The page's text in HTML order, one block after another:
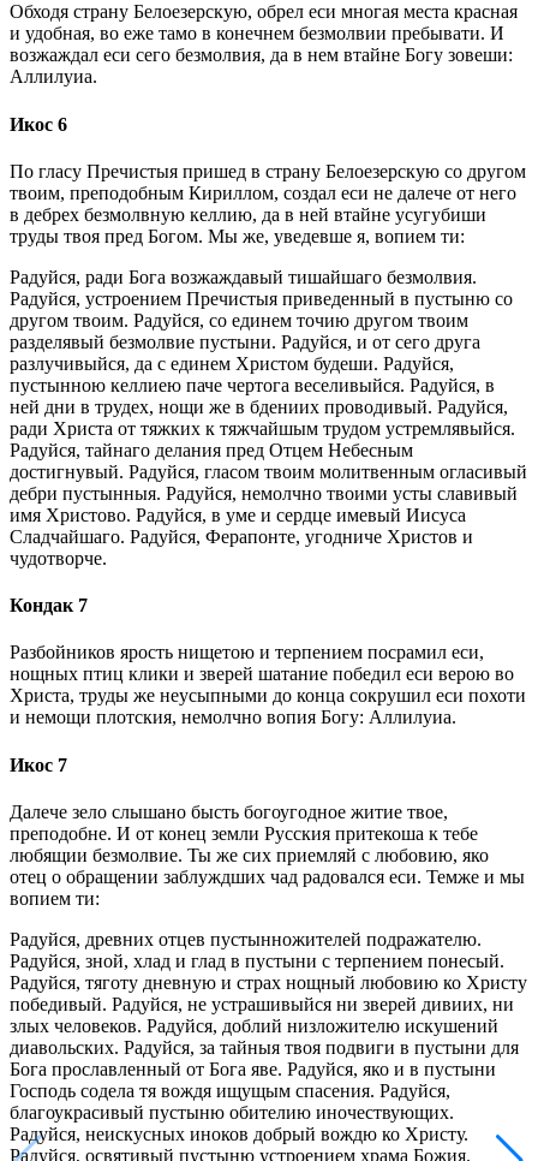
Обходя страну Белоезерскую, обрел еси многая места красная
и удобная, во еже тамо в конечнем безмолвии пребывати. И
возжаждал еси сего безмолвия, да в нем втайне Богу зовеши:
Аллилуиа.
Икос 6
По гласу Пречистыя пришед в страну Белоезерскую со другом
твоим, преподобным Кириллом, создал еси не далече от него
в дебрех безмолвную келлию, да в ней втайне усугубиши
труды твоя пред Богом. Мы же, уведевше я, вопием ти:
Радуйся, ради Бога возжаждавый тишайшаго безмолвия.
Радуйся, устроением Пречистыя приведенный в пустыню со
другом твоим. Радуйся, со единем точию другом твоим
разделявый безмолвие пустыни. Радуйся, и от сего друга
разлучивыйся, да с единем Христом будеши. Радуйся,
пустынною келлиею паче чертога веселивыйся. Радуйся, в
ней дни в трудех, нощи же в бдениих проводивый. Радуйся,
ради Христа от тяжких к тяжчайшым трудом устремлявыйся.
Радуйся, тайнаго делания пред Отцем Небесным
достигнувый. Радуйся, гласом твоим молитвенным огласивый
дебри пустынныя. Радуйся, немолчно твоими усты славивый
имя Христово. Радуйся, в уме и сердце имевый Иисуса
Сладчайшаго. Радуйся, Ферапонте, угодниче Христов и
чудотворче.
Кондак 7
Разбойников ярость нищетою и терпением посрамил еси,
нощных птиц клики и зверей шатание победил еси верою во
Христа, труды же неусыпными до конца сокрушил еси похоти
и немощи плотския, немолчно вопия Богу: Аллилуиа.
Икос 7
Далече зело слышано бысть богоугодное житие твое,
преподобне. И от конец земли Русския притекоша к тебе
любящии безмолвие. Ты же сих приемляй с любовию, яко
отец о обращении заблуждших чад радовался еси. Темже и мы
вопием ти:
Радуйся, древних отцев пустынножителей подражателю.
Радуйся, зной, хлад и глад в пустыни с терпением понесый.
Радуйся, тяготу дневную и страх нощный любовию ко Христу
победивый. Радуйся, не устрашивыйся ни зверей дивиих, ни
злых человеков. Радуйся, доблий низложителю искушений
диавольских. Радуйся, за тайныя твоя подвиги в пустыни для
Бога прославленный от Бога яве. Радуйся, яко и в пустыни
Господь содела тя вождя ищущым спасения. Радуйся,
благоукрасивый пустыню обителию иночествующих.
Радуйся, неискусных иноков добрый вождю ко Христу.
Радуйся, освятивый пустыню устроением храма Божия.